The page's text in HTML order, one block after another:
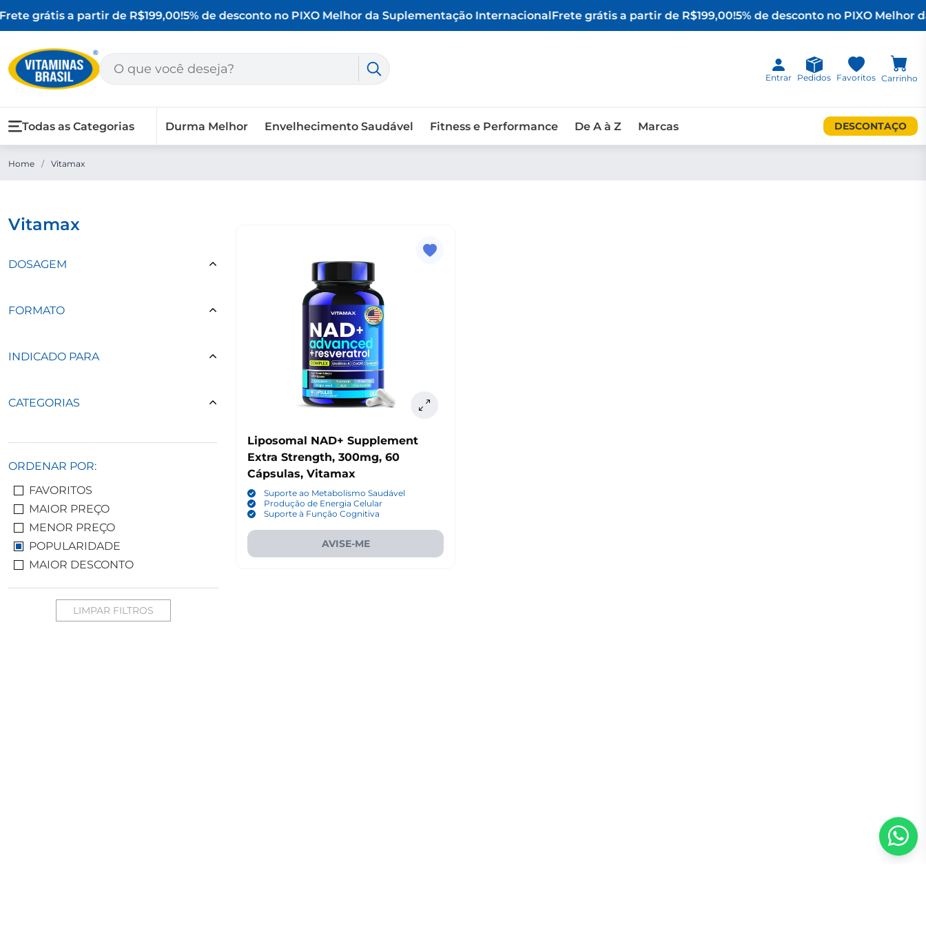
grátis a partir de R$199,00!5% de desconto no PIXO Melhor da Suplementação InternacionalFrete grátis a partir de R$199,00!5% de desconto no PIXO Melhor
Entrar Pedidos Favoritos Carrinho
Todas as Categorias Durma Melhor Envelhecimento Saudável Fitness e Performance De A à Z Marcas DESCONTAÇO
Home / Vitamax
vitamax
DOSAGEM
FORMATO
INDICADO PARA
CATEGORIAS
ORDENAR POR:
FAVORITOS
MAIOR PREÇO
MENOR PREÇO
POPULARIDADE
MAIOR DESCONTO
LIMPAR FILTROS
Liposomal NAD+ Supplement
Extra Strength, 300mg, 60
Cápsulas, Vitamax
Suporte ao Metabolismo Saudável
Produção de Energia Celular
Suporte à Função Cognitiva
AVISE-ME